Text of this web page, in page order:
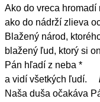
Ako do vreca hromadí
ako do nádrží zlieva
Blažený národ,
blažený ľud, ktorý si
Pán hľadí z neba *
a vidí všetkých ľudí.
Naša duša očakáva